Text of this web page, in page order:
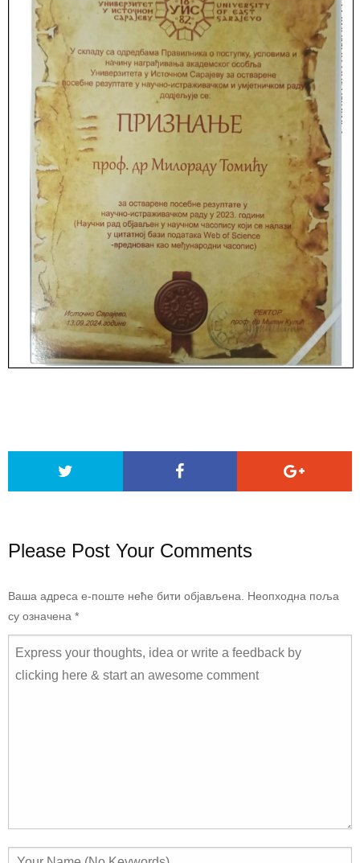
Please Post Your Comments
Ваша адреса е-поште неће бити објављена.
Неопходна поља
су означена *